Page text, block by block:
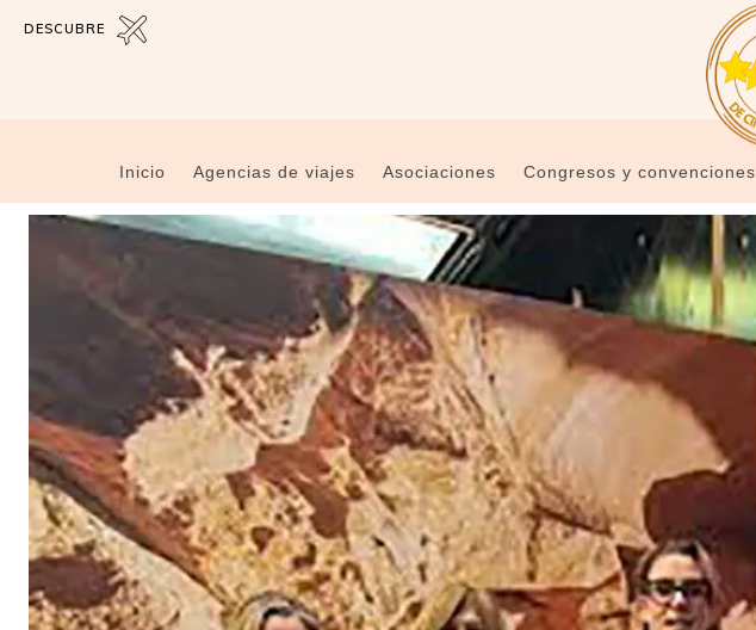
DESCUBRE
Inicio Agencias de viajes Asociaciones Congresos y convenciones